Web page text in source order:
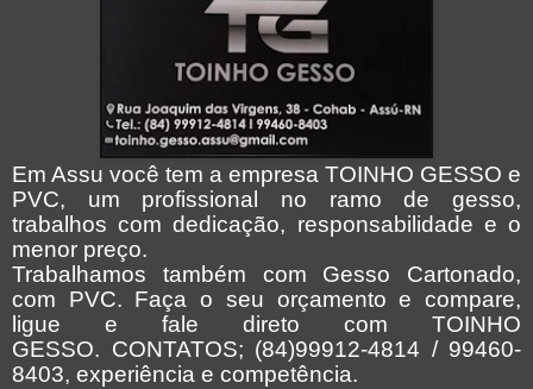
Em Assu você tem a empresa TOINHO GESSO e
PVC, um profissional no ramo de gesso,
trabalhos com dedicação, responsabilidade e o
menor preço.
Trabalhamos também com Gesso Cartonado,
com PVC. Faça o seu orçamento e compare,
ligue e fale direto com TOINHO
GESSO. CONTATOS; (84)99912-4814 / 99460-
8403, experiência e competência.